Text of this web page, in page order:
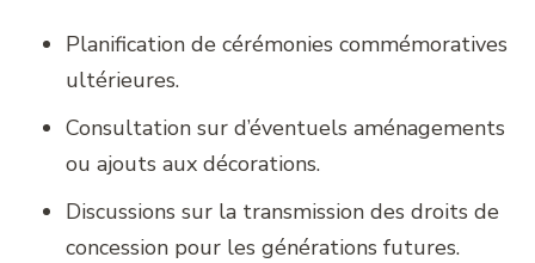
Planification de cérémonies commémoratives
ultérieures.
Consultation sur d’éventuels aménagements
ou ajouts aux décorations.
Discussions sur la transmission des droits de
concession pour les générations futures.